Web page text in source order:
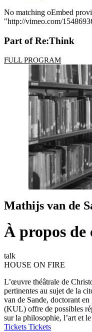
Message
d'erreur
No matching oEmbed
"http://vimeo.com/
Part of Re:Think
FULL PROGRAM
Mathijs van de
À propos de
talk
HOUSE ON FIRE
L’œuvre théâtrale de
pertinentes au sujet de la
van de Sande, doctorant
(KUL) offre de possibles
sur la philosophie, l’art et
Tickets Tickets